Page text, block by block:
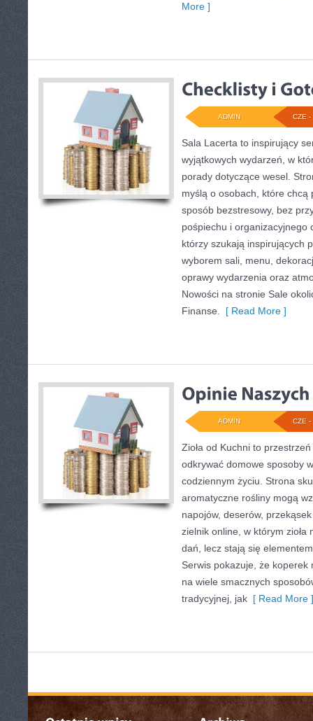
More ]
CZE -
ADMIN
Sala Lacerta to inspirujący
wyjątkowych wydarzeń, w
porady dotyczące wesel.
myślą o osobach, które chcą
sposób bezstresowy, bez
pośpiechu i organizacyjnego
którzy szukają inspirujących
wyborem sali, menu,
oprawy wydarzenia oraz
Nowości na stronie Sale
Finanse.
[ Read More ]
CZE -
ADMIN
Zioła od Kuchni to
odkrywać domowe sposoby
codziennym życiu. Strona
aromatyczne rośliny mogą
napojów, deserów,
zielnik online, w którym zioła
dań, lecz stają się
Serwis pokazuje, że koperek
na wiele smacznych
tradycyjnej, jak [ Read More ]